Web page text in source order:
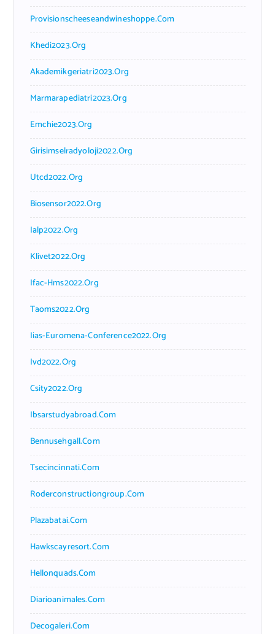
Provisionscheeseandwineshoppe.com
Khedi2023.org
Akademikgeriatri2023.org
Marmarapediatri2023.org
Emchie2023.org
Girisimselradyoloji2022.org
Utcd2022.org
Biosensor2022.org
Ialp2022.org
Klivet2022.org
Ifac-Hms2022.org
Taoms2022.org
Iias-Euromena-Conference2022.org
Ivd2022.org
Csity2022.org
Ibsarstudyabroad.com
Bennusehgall.com
Tsecincinnati.com
Roderconstructiongroup.com
Plazabatai.com
Hawkscayresort.com
Hellonquads.com
Diarioanimales.com
Decogaleri.com